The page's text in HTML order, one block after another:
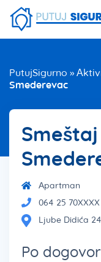
PutujSigurno »
Smederevac
Apartman
064 25 70XXXX
Ljube Didića
Po